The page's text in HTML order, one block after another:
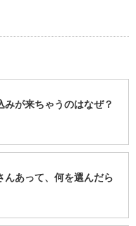
が来ちゃうのはなぜ？
んあって、何を選んだら